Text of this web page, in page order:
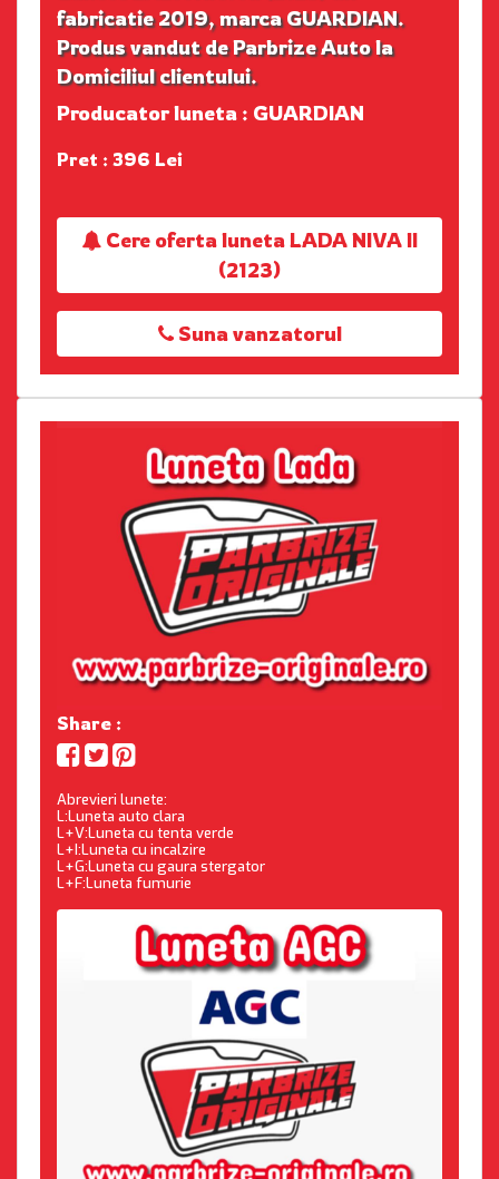
fabricatie 2019, marca GUARDIAN.
Produs vandut de Parbrize Auto la
Domiciliul clientului.
Producator luneta : GUARDIAN
Pret : 396 Lei
Cere oferta luneta LADA NIVA II
(2123)
Suna vanzatorul
Share :
Abrevieri lunete:
L:Luneta auto clara
L+V:Luneta cu tenta verde
L+I:Luneta cu incalzire
L+G:Luneta cu gaura stergator
L+F:Luneta fumurie